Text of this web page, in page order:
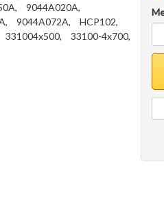
9044A020A,
9044A072A,
HCP102,
331004x500,
33100-4x700,